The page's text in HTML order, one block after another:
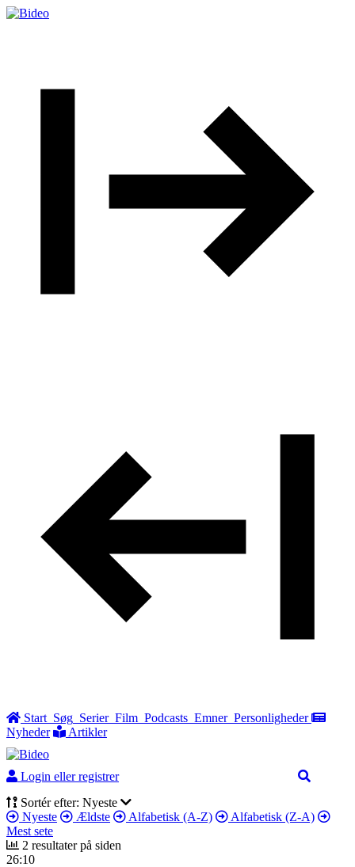
Start Søg Serier Film Podcasts Emner Personligheder
Nyheder
Artikler
Login eller registrer
Sortér efter: Nyeste
Nyeste
Ældste Alfabetisk (A-Z)
Alfabetisk (Z-A)
Mest sete
2 resultater på siden
26:10